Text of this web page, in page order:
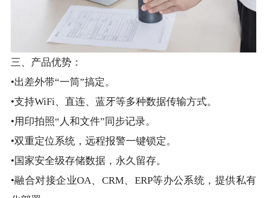
三、产品优势：
•出差外带“一筒”搞定。
•支持WiFi、直连、蓝牙等多种数据传输方式。
•用印拍照“人和文件”同步记录。
•双重定位系统，远程报警一键锁定。
•国家安全级存储数据，永久留存。
•融合对接企业OA、CRM、ERP等办公系统，提供私有